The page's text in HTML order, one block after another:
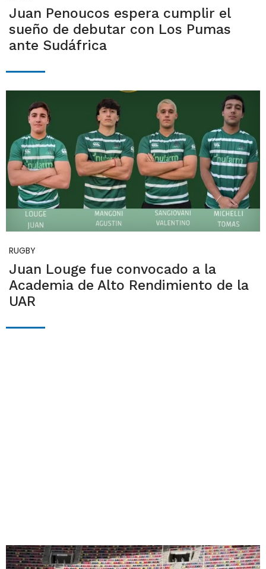
Juan Penoucos espera cumplir el
sueño de debutar con Los Pumas
ante Sudáfrica
RUGBY
Juan Louge fue convocado a la
Academia de Alto Rendimiento de la
UAR